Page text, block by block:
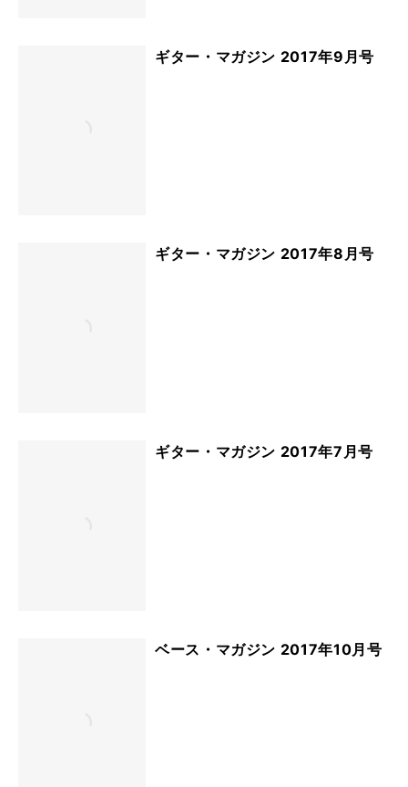
ギター・マガジン 2017年9月号
ギター・マガジン 2017年8月号
ギター・マガジン 2017年7月号
ベース・マガジン 2017年10月号